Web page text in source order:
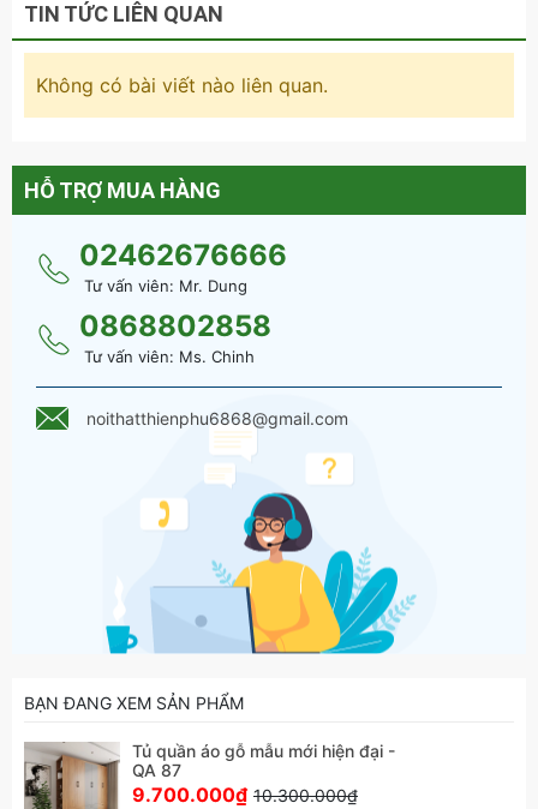
Tủ quần áo gỗ mẫu mới hiện đại - QA 87 đa dạng màu sắc
TIN TỨC LIÊN QUAN
Không có bài viết nào liên quan.
HỖ TRỢ MUA HÀNG
02462676666
Tư vấn viên: Mr. Dung
0868802858
Tư vấn viên: Ms. Chinh
noithatthienphu6868@gmail.com
BẠN ĐANG XEM SẢN PHẨM
Tủ quần áo gỗ mẫu mới hiện đại -
QA 87
9.700.000₫ 10.300.000₫